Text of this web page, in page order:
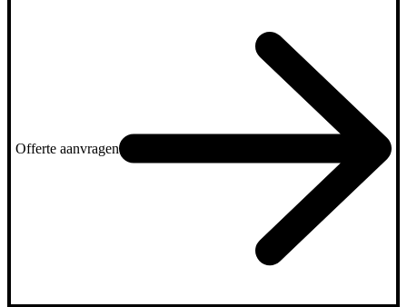
Offerte aanvragen